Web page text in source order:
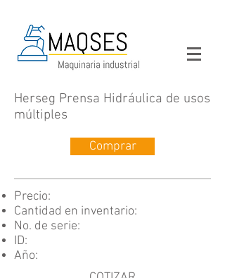
Herseg Prensa Hidráulica de usos
múltiples
Comprar
Precio:
Cantidad en inventario:
No. de serie:
ID:
Año: